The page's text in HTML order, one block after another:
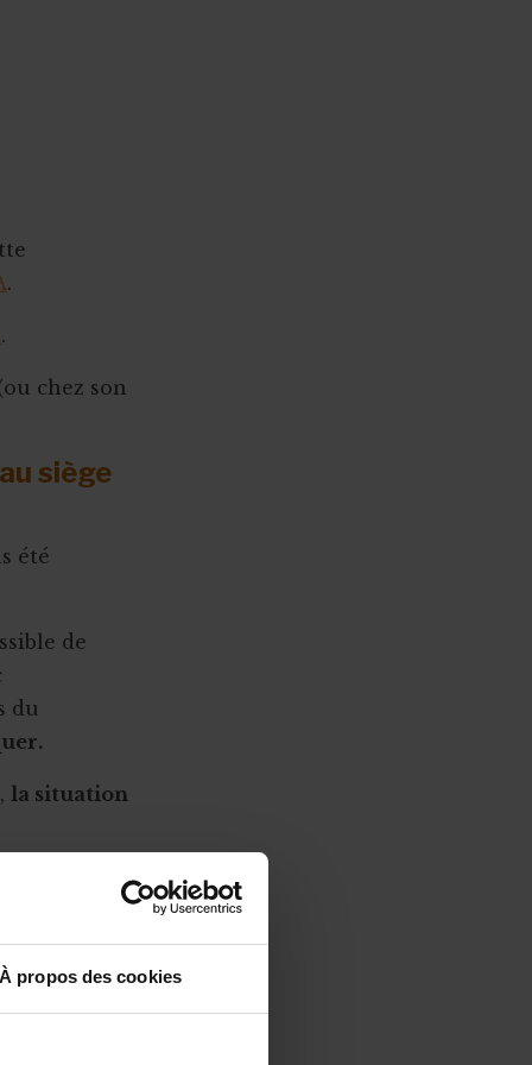
À propos des cookies
.
.
chez son
siège
été
de
du
la situation
des frais
être